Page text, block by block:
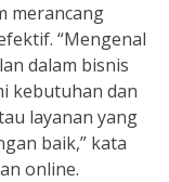
merancang
“Mengenal
dalam bisnis
kebutuhan dan
layanan yang
baik,” kata
online.